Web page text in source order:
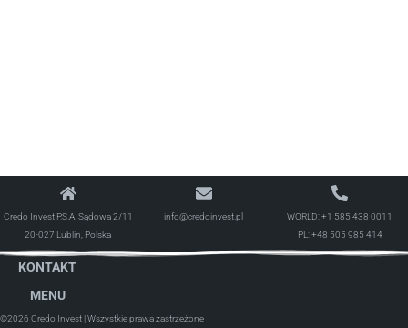
Credo Invest P.S.A. Sądowa 2/11
20-027 Lublin, Polska
info@credoinvest.pl WORLD:+1 585 438 0011
PL:+48 505 985 414
KONTAKT
MENU
©2026 Credo Invest | Wszystkie prawa zastrzeżone